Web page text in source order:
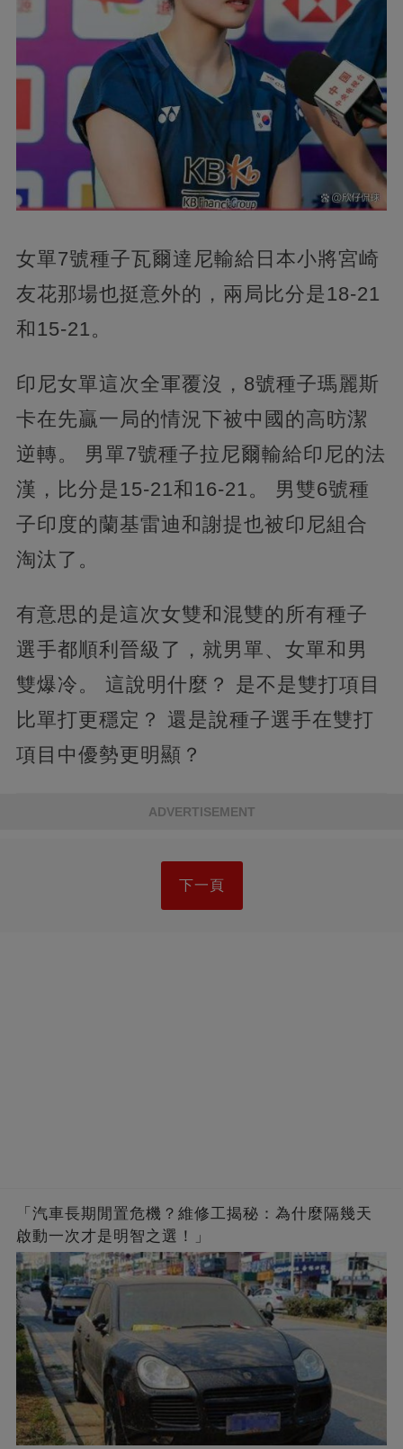
女單7號種子瓦爾達尼輸給日本小將宮崎
友花那場也挺意外的，兩局比分是18-21
和15-21。
印尼女單這次全軍覆沒，8號種子瑪麗斯
卡在先贏一局的情況下被中國的高昉潔
逆轉。 男單7號種子拉尼爾輸給印尼的法
漢，比分是15-21和16-21。 男雙6號種
子印度的蘭基雷迪和謝提也被印尼組合
淘汰了。
有意思的是這次女雙和混雙的所有種子
選手都順利晉級了，就男單、女單和男
雙爆冷。 這說明什麼？ 是不是雙打項目
比單打更穩定？ 還是說種子選手在雙打
項目中優勢更明顯？
ADVERTISEMENT
下一頁
「汽車長期閒置危機？維修工揭秘：為什麼隔幾天
啟動一次才是明智之選！」